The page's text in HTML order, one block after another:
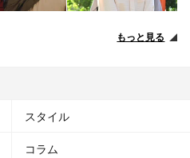
もっと見る
スタイル
コラム